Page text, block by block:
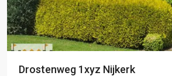
Drostenweg 1xyz Nijkerk